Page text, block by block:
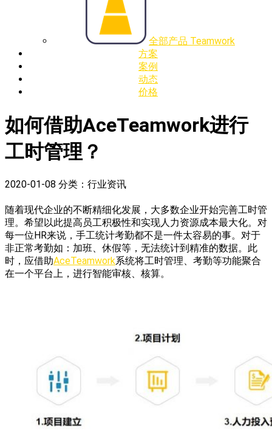
全部产品 Teamwork
方案
案例
动态
价格
如何借助AceTeamwork进行
工时管理？
2020-01-08 分类：行业资讯
随着现代企业的不断精细化发展，大多数企业开始完善工时管
理。希望以此提高员工积极性和实现人力资源成本最大化。对
每一位HR来说，手工统计考勤都不是一件太容易的事。对于
非正常考勤如：加班、休假等，无法统计到精准的数据。此
时，应借助AceTeamwork系统将工时管理、考勤等功能聚合
在一个平台上，进行智能审核、核算。